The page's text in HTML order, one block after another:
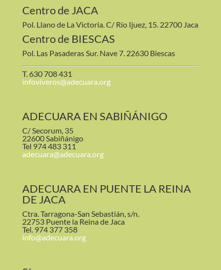
Centro de JACA
Pol. Llano de La Victoria. C/ Río Ijuez, 15. 22700 Jaca
Centro de BIESCAS
Pol. Las Pasaderas Sur. Nave 7. 22630 Biescas
T. 630 708 431
infoviveros@adecuara.org
ADECUARA EN SABIÑÁNIGO
C/ Secorum, 35
22600 Sabiñánigo
Tel 974 483 311
adecuara@adecuara.org
ADECUARA EN PUENTE LA REINA
DE JACA
Ctra. Tarragona-San Sebastián, s/n.
22753 Puente la Reina de Jaca
Tel. 974 377 358
info@adecuara.org